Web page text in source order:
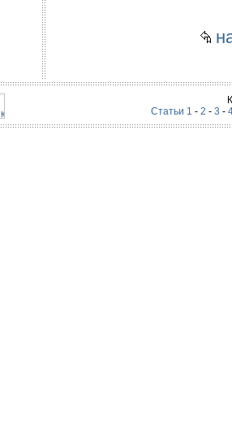
Статьи 1 - 2 - 3 -